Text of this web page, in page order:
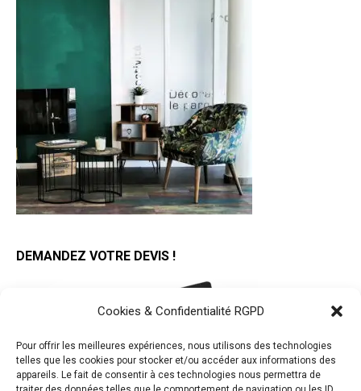
Cookies & Confidentialité RGPD
Pour offrir les meilleures expériences, nous utilisons des technologies
telles que les cookies pour stocker et/ou accéder aux informations des
appareils. Le fait de consentir à ces technologies nous permettra de
DEMANDEZ VOTRE DEVIS !